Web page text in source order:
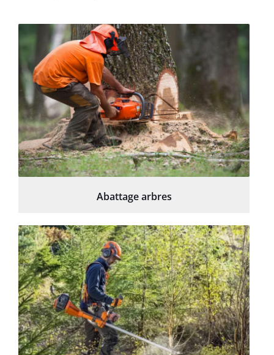
Abattage arbres